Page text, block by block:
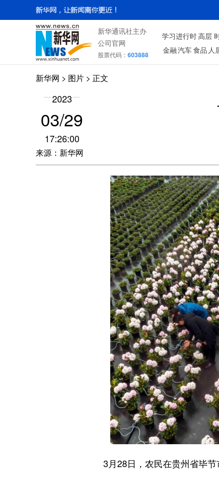
新华通讯社主办
公司官网
股票代码： 603888
学习进行时高层
金融汽车食品 人
新华网 > 图片 > 正文
2023
03/29
17:26:00
来源：新华网
3月28日，农民在贵州省毕节